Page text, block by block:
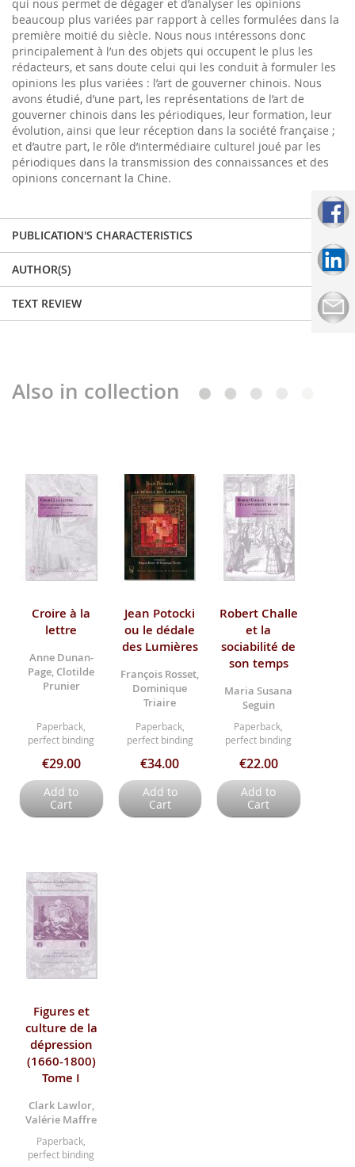
qui nous permet de dégager et d’analyser les opinions
beaucoup plus variées par rapport à celles formulées dans la
première moitié du siècle. Nous nous intéressons donc
principalement à l’un des objets qui occupent le plus les
rédacteurs, et sans doute celui qui les conduit à formuler les
opinions les plus variées : l’art de gouverner chinois. Nous
avons étudié, d’une part, les représentations de l’art de
gouverner chinois dans les périodiques, leur formation, leur
évolution, ainsi que leur réception dans la société française ;
et d’autre part, le rôle d’intermédiaire culturel joué par les
périodiques dans la transmission des connaissances et des
opinions concernant la Chine.
PUBLICATION'S CHARACTERISTICS
AUTHOR(S)
TEXT REVIEW
Also in collection
Croire à la
lettre
Anne Dunan-
Page, Clotilde
Prunier
Paperback,
perfect binding
€29.00
Add to
Cart
Jean Potocki
ou le dédale
des Lumières
François Rosset,
Dominique
Triaire
Paperback,
perfect binding
€34.00
Add to
Cart
Robert Challe
et la
sociabilité de
son temps
Maria Susana
Seguin
Paperback,
perfect binding
€22.00
Add to
Cart
Figures et
culture de la
dépression
(1660-1800)
Tome I
Clark Lawlor,
Valérie Maffre
Paperback,
perfect binding